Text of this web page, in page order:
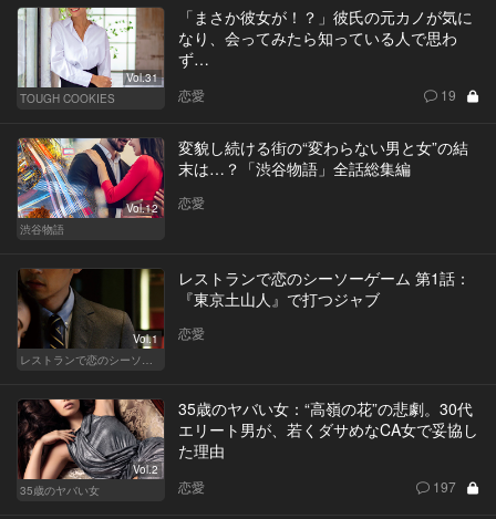
Vol.31
TOUGH COOKIES
「まさか彼女が！？」彼氏の元カノが気に
なり、会ってみたら知っている人で思わ
ず…
恋愛 19
Vol.12
渋谷物語
変貌し続ける街の“変わらない男と女”の結
末は…？「渋谷物語」全話総集編
恋愛
Vol.1
レストランで恋のシーソーゲーム（MAN）
レストランで恋のシーソーゲーム 第1話：
『東京土山人』で打つジャブ
恋愛
Vol.2
35歳のヤバい女
35歳のヤバい女：“高嶺の花”の悲劇。30代
エリート男が、若くダサめなCA女で妥協し
た理由
恋愛 197